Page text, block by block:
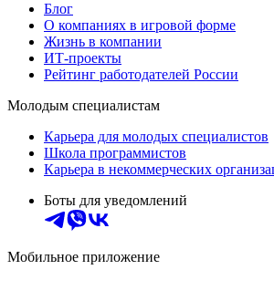
Блог
О компаниях в игровой форме
Жизнь в компании
ИТ-проекты
Рейтинг работодателей России
Молодым специалистам
Карьера для молодых специалистов
Школа программистов
Карьера в некоммерческих
Боты для уведомлений
Мобильное приложение